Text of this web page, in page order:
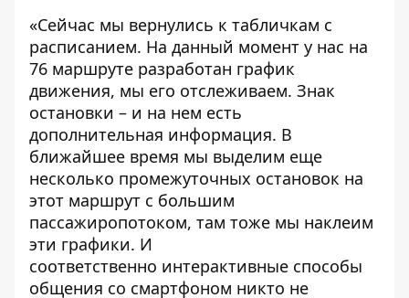
«Сейчас мы вернулись к табличкам с
расписанием. На данный момент у нас на
76 маршруте разработан график
движения, мы его отслеживаем. Знак
остановки – и на нем есть
дополнительная информация. В
ближайшее время мы выделим еще
несколько промежуточных остановок на
этот маршрут с большим
пассажиропотоком, там тоже мы наклеим
эти графики. И
соответственно интерактивные способы
общения со смартфоном никто не